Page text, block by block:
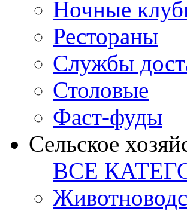
Ночные
Рестораны
Службы
Столовые
Фаст-фуды
Сельское
ВСЕ